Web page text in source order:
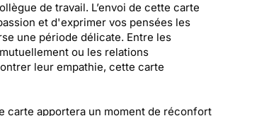
de travail. L’envoi de cette carte
et d'exprimer vos pensées les
une période délicate. Entre les
ou les relations
leur empathie, cette carte
carte apportera un moment de réconfort